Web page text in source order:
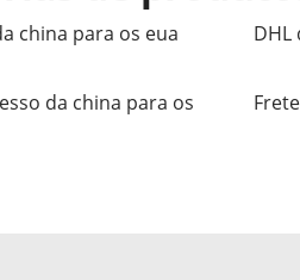
china para os eua DHL
da china para os